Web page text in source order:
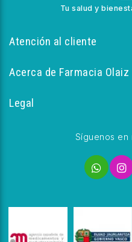
Tu salud y
Atención al cliente
Acerca de Farmacia Olaiz
Legal
Síguenos en